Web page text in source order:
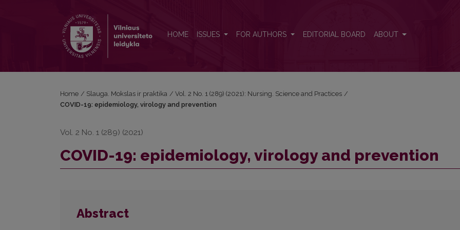
HOME ISSUES FOR AUTHORS EDITORIAL BOARD ABOUT
Home / Slauga. Mokslas ir praktika / Vol. 2 No. 1 (289) (2021): Nursing. Science and Practices /
COVID-19: epidemiology, virology and prevention
Vol. 2 No. 1 (289) (2021)
COVID-19: epidemiology, virology and prevention
Abstract